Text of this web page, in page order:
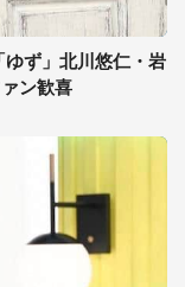
ず」北川悠仁・岩
ン歓喜